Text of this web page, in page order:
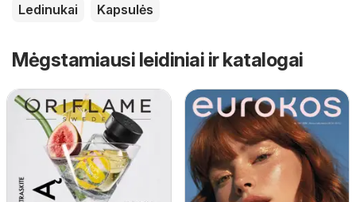
Ledinukai
Kapsulės
Mėgstamiausi leidiniai ir katalogai